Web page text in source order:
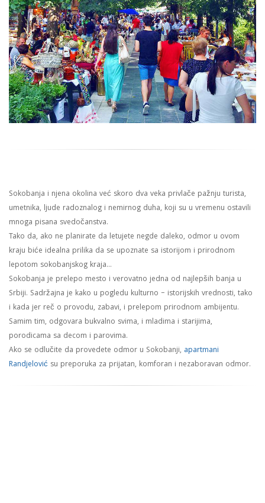
Sokobanja i njena okolina već skoro dva veka privlače pažnju turista,
umetnika, ljude radoznalog i nemirnog duha, koji su u vremenu ostavili
mnoga pisana svedočanstva.
Tako da, ako ne planirate da letujete negde daleko, odmor u ovom
kraju biće idealna prilika da se upoznate sa istorijom i prirodnom
lepotom sokobanjskog kraja...
Sokobanja je prelepo mesto i verovatno jedna od najlepših banja u
Srbiji. Sadržajna je kako u pogledu kulturno – istorijskih vrednosti, tako
i kada jer reč o provodu, zabavi, i prelepom prirodnom ambijentu.
Samim tim, odgovara bukvalno svima, i mladima i starijima,
porodicama sa decom i parovima.
Ako se odlučite da provedete odmor u Sokobanji, apartmani
Randjelović su preporuka za prijatan, komforan i nezaboravan odmor.